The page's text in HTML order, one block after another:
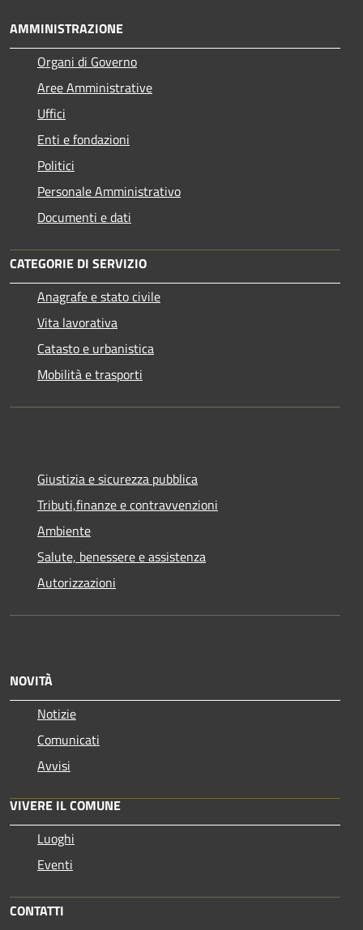
AMMINISTRAZIONE
Organi di Governo
Aree Amministrative
Uffici
Enti e fondazioni
Politici
Personale Amministrativo
Documenti e dati
CATEGORIE DI SERVIZIO
Anagrafe e stato civile
Vita lavorativa
Catasto e urbanistica
Mobilità e trasporti
Giustizia e sicurezza pubblica
Tributi,finanze e contravvenzioni
Ambiente
Salute, benessere e assistenza
Autorizzazioni
NOVITÀ
Notizie
Comunicati
Avvisi
VIVERE IL COMUNE
Luoghi
Eventi
CONTATTI